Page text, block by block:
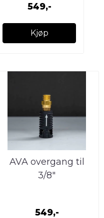
549,-
Kjøp
AVA overgang til
3/8″
549,-